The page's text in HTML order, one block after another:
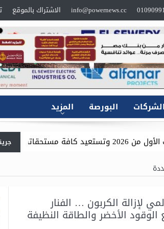
info@powernews.cc الاشتراك بالموقع
البورصة المزيد
د.
لإزالة الكربون … الفنار
الأخضر والطاقة النظيفة